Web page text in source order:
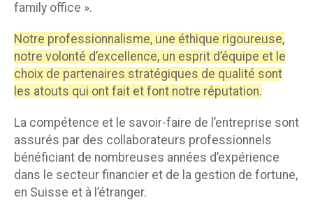
family office ».
Notre professionnalisme, une éthique rigoureuse,
notre volonté d’excellence, un esprit d’équipe et le
choix de partenaires stratégiques de qualité sont
les atouts qui ont fait et font notre réputation.
La compétence et le savoir-faire de l’entreprise sont
assurés par des collaborateurs professionnels
bénéficiant de nombreuses années d’expérience
dans le secteur financier et de la gestion de fortune,
en Suisse et à l’étranger.